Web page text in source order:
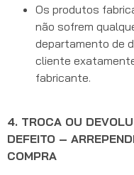
Os produtos
não sofrem
departamento de
cliente
fabricante.
4. TROCA OU
DEFEITO –
COMPRA